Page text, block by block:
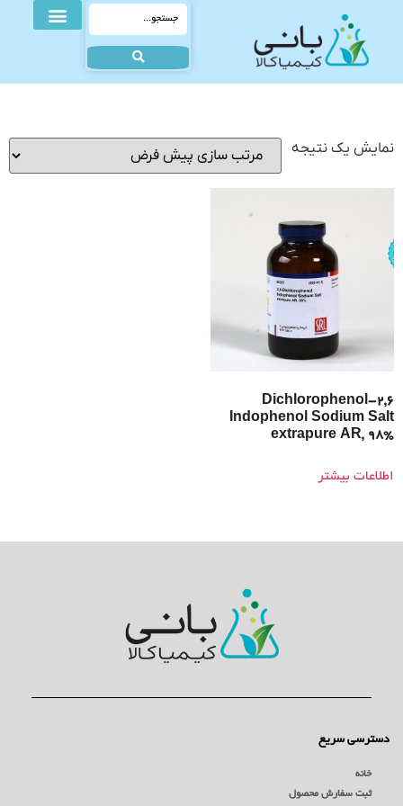
نمایش یک نتیجه
2,6-Dichlorophenol
Indophenol Sodium Salt
extrapure AR, 98%
اطلاعات بیشتر
دسترسی سریع
خانه
ثبت سفارش محصول